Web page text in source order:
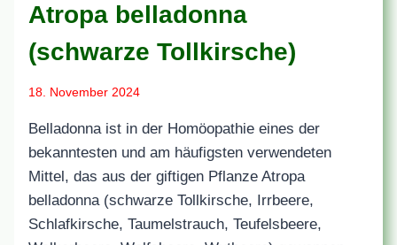
Atropa belladonna
(schwarze Tollkirsche)
18. November 2024
Belladonna ist in der Homöopathie eines der
bekanntesten und am häufigsten verwendeten
Mittel, das aus der giftigen Pflanze Atropa
belladonna (schwarze Tollkirsche, Irrbeere,
Schlafkirsche, Taumelstrauch, Teufelsbeere,